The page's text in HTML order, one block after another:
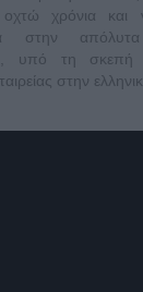
χρόνια και
στην απόλυτα
υπό τη σκεπή
στην